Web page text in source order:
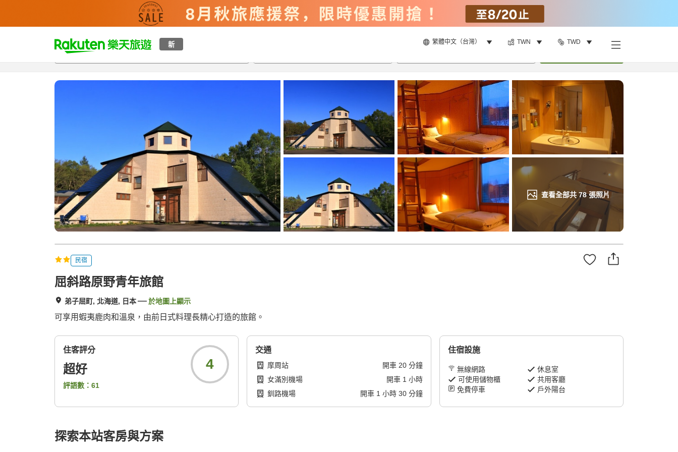
新 繁體中文（台灣） TWN TWD
t
p
a
c
h
查看全部共78張照片
總覽客房與方案評語特點設施
民宿
屈斜路原野青年旅館
弟子屈町, 北海道, 日本 於地圖上顯示
可享用蝦夷鹿肉和溫泉，由前日式料理長精心打造的旅館。
住客評分
超好
評語數： 61
4
交通
摩周站 開車 20分鐘
女滿別機場
開車 1 小時
釧路機場
開車 1 小時 30分鐘
住宿設施
無線網路
休息室
可使用儲物櫃
共用客廳
免費停車
戶外陽台
探索本站客房與方案